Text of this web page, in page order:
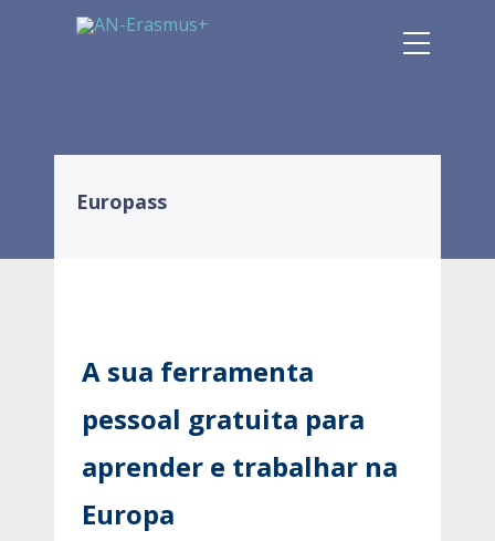
Europass
A sua ferramenta
pessoal gratuita para
aprender e trabalhar na
Europa